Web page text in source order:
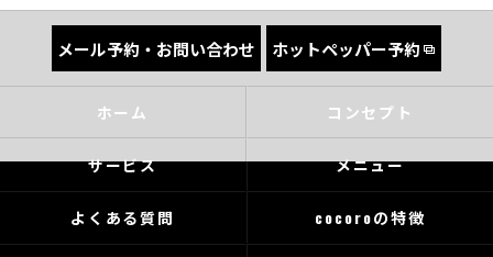
メール予約・お問い合わせ ホットペッパー予約
ホーム コンセプト
サービス メニュー
よくある質問 cocoroの特徴